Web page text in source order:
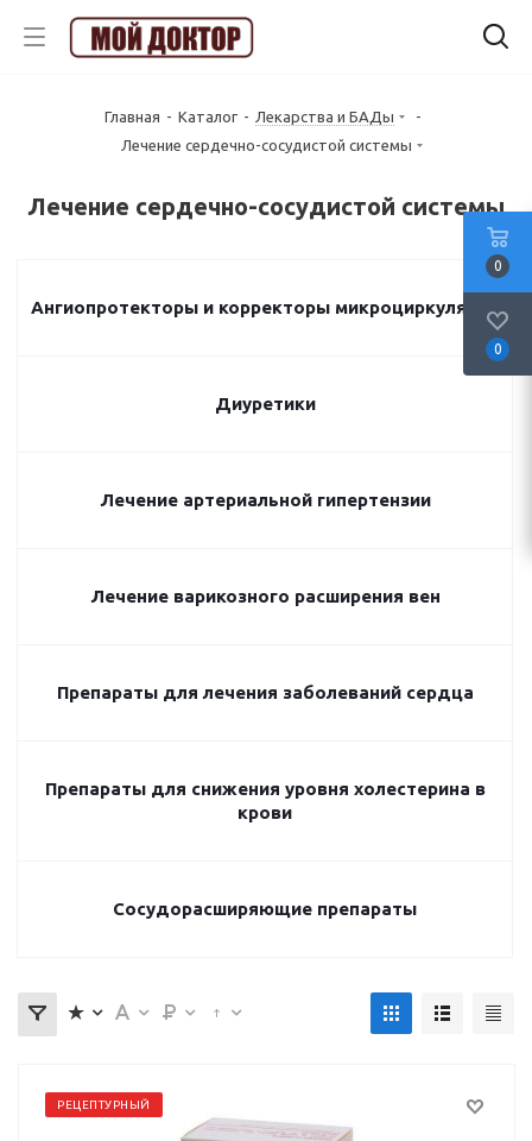
Главная - Каталог - Лекарства и БАДы
-
Лечение сердечно-сосудистой системы
Лечение сердечно-сосудистой системы
Ангиопротекторы и корректоры микроциркуляции
Диуретики
Лечение артериальной гипертензии
Лечение варикозного расширения вен
Препараты для лечения заболеваний сердца
Препараты для снижения уровня холестерина в
крови
Сосудорасширяющие препараты
РЕЦЕПТУРНЫЙ
0
0